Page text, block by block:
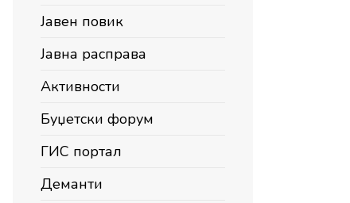
Јавен повик
Јавна расправа
Активности
Буџетски форум
ГИС портал
Деманти